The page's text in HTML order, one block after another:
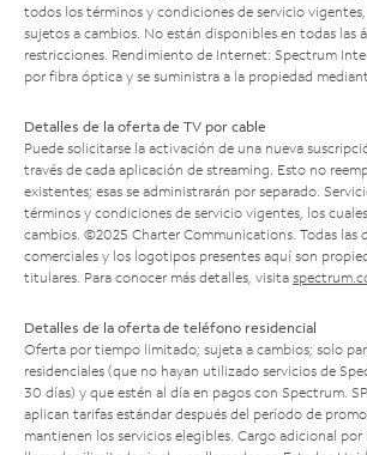
todos los términos y condiciones de servicio vigentes,
sujetos a cambios. No están disponibles en todas las
restricciones. Rendimiento de Internet: Spectrum
por fibra óptica y se suministra a la propiedad
Detalles de la oferta de TV por cable
Puede solicitarse la activación de una nueva
través de cada aplicación de streaming. Esto no
existentes; esas se administrarán por separado.
términos y condiciones de servicio vigentes, los
cambios. ©2025 Charter Communications. Todas las
comerciales y los logotipos presentes aquí son
titulares. Para conocer más detalles, visita
Detalles de la oferta de teléfono residencial
Oferta por tiempo limitado; sujeta a cambios; solo
residenciales (que no hayan utilizado servicios de
30 días) y que estén al día en pagos con Spectrum.
aplican tarifas estándar después del período de
mantienen los servicios elegibles. Cargo adicional por